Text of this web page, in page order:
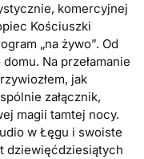
komercyjnej
Kościuszki
„na żywo”. Od
Na przełamanie
jak
załącznik,
magii tamtej nocy.
w Łęgu i swoiste
dziewięćdziesiątych